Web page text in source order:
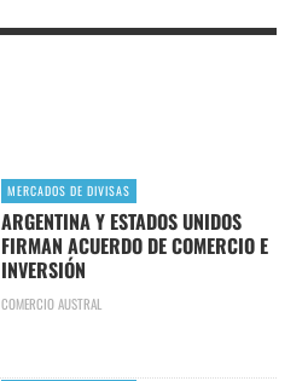
MERCADOS DE DIVISAS
ARGENTINA Y ESTADOS UNIDOS
FIRMAN ACUERDO DE COMERCIO E
INVERSIÓN
COMERCIO AUSTRAL